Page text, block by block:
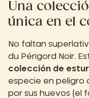
Una
única en el
No faltan
du Périgord Noir.
colección de
especie en
por sus huevos (el